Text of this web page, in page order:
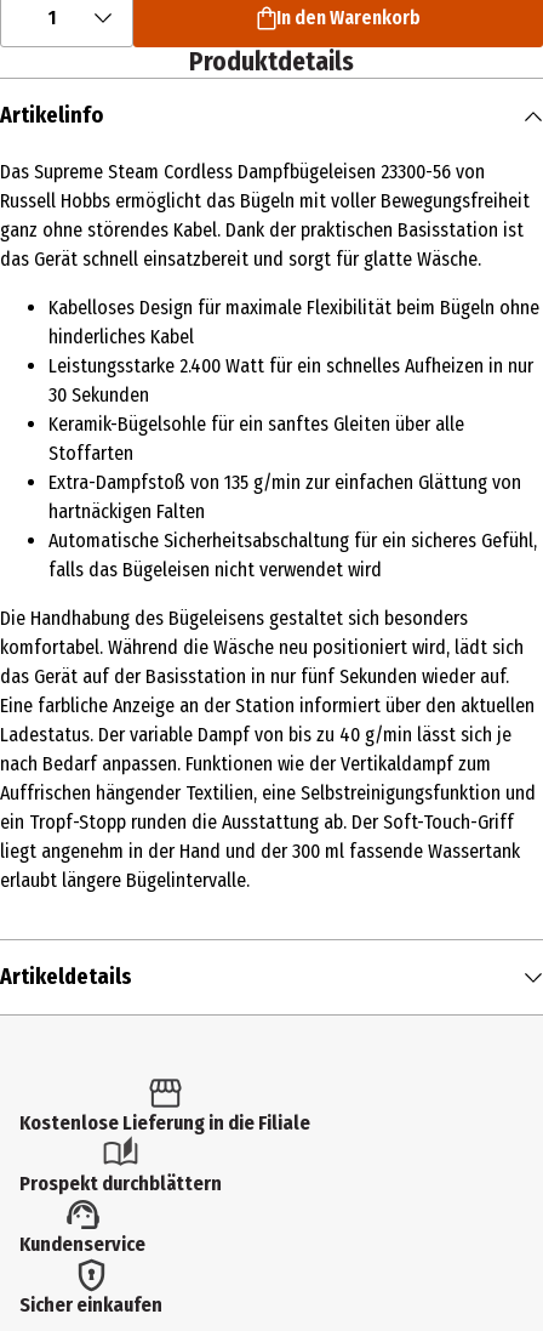
1 In den Warenkorb
Produktdetails
Artikelinfo
Das Supreme Steam Cordless Dampfbügeleisen 23300-56 von
Russell Hobbs ermöglicht das Bügeln mit voller Bewegungsfreiheit
ganz ohne störendes Kabel. Dank der praktischen Basisstation ist
das Gerät schnell einsatzbereit und sorgt für glatte Wäsche.
Kabelloses Design für maximale Flexibilität beim Bügeln ohne
hinderliches Kabel
Leistungsstarke 2.400 Watt für ein schnelles Aufheizen in nur
30 Sekunden
Keramik-Bügelsohle für ein sanftes Gleiten über alle
Stoffarten
Extra-Dampfstoß von 135 g/min zur einfachen Glättung von
hartnäckigen Falten
Automatische Sicherheitsabschaltung für ein sicheres Gefühl,
falls das Bügeleisen nicht verwendet wird
Die Handhabung des Bügeleisens gestaltet sich besonders
komfortabel. Während die Wäsche neu positioniert wird, lädt sich
das Gerät auf der Basisstation in nur fünf Sekunden wieder auf.
Eine farbliche Anzeige an der Station informiert über den aktuellen
Ladestatus. Der variable Dampf von bis zu 40 g/min lässt sich je
nach Bedarf anpassen. Funktionen wie der Vertikaldampf zum
Auffrischen hängender Textilien, eine Selbstreinigungsfunktion und
ein Tropf-Stopp runden die Ausstattung ab. Der Soft-Touch-Griff
liegt angenehm in der Hand und der 300 ml fassende Wassertank
erlaubt längere Bügelintervalle.
Artikeldetails
Produkttyp
Dampfbügeleisen
Leistung in Watt
2400 W
Ausstattung
Kostenlose Lieferung in die Filiale
Prospekt durchblättern
Kundenservice
Sicher einkaufen